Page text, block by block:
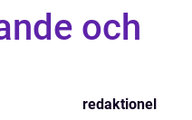
och
redaktionel